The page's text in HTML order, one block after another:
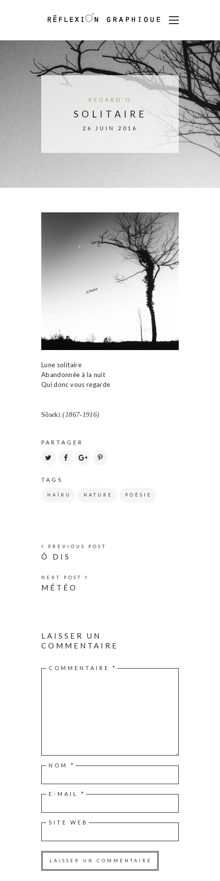
REGARD'O
SOLITAIRE
26 JUIN 2016
Lune solitaire
Abandonnée à la nuit
Qui donc vous regarde
Sôseki (1867-1916)
PARTAGER
TAGS
HAÏKU NATURE POÉSIE
PREVIOUS POST
Ô DIS
NEXT POST
MÉTÉO
LAISSER UN
COMMENTAIRE
COMMENTAIRE *
NOM *
E-MAIL *
SITE WEB